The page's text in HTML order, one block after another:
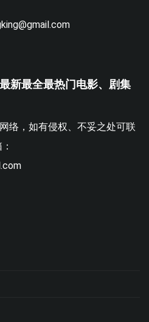
新最全最热门电影、剧集
络，如有侵权、不妥之处可联